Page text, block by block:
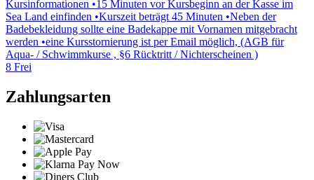
Kursinformationen •15 Minuten vor Kursbeginn an der Kasse im
Sea Land einfinden •Kurszeit beträgt 45 Minuten •Neben der
Badebekleidung sollte eine Badekappe mit Vornamen mitgebracht
werden •eine Kursstornierung ist per Email möglich, (AGB für
Aqua- / Schwimmkurse , §6 Rücktritt / Nichterscheinen )
8 Frei
Zahlungsarten